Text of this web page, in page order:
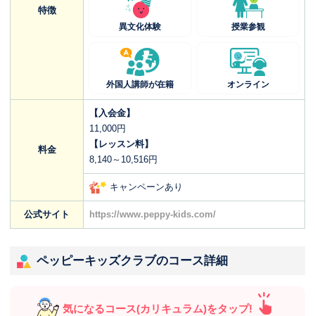
特徴
異文化体験 授業参観
外国人講師が在籍 オンライン
料金
【入会金】
11,000円
【レッスン料】
8,140～10,516円
キャンペーンあり
公式サイト https://www.peppy-kids.com/
ペッピーキッズクラブのコース詳細
気になるコース(カリキュラム)をタップ!